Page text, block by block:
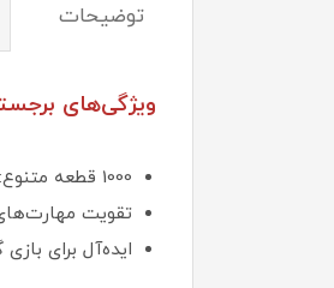
توضیحات
ویژگی‌های
1000 قطعه متنوع: این بازی شامل 1000 قطعه مختلف است که به کودکان اجازه می‌دهد تا هر چیزی که در ذهن دارند بسازند. 🧩
تقویت
ایده‌آل برای